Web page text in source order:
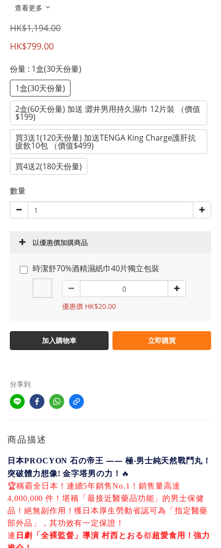
查看更多
HK$1,194.00
HK$799.00
份量 : 1盒(30天份量)
1盒(30天份量)
2盒(60天份量) 加送 澀井男用持久濕巾 12片裝 （價值
$199)
買3送1(120天份量) 加送TENGA King Charge護肝抗
疲飲10包 （價值$499)
買4送2(180天份量)
數量
以優惠價加購商品
時潔舒70%酒精濕紙巾40片獨立包裝
優惠價 HK$20.00
加入購物車 立即購買
分享到
商品描述
日本PROCYON石の帝王 —— 極‧男士純天然戰鬥丸！
突破體力想像!金字塔男の力！ 🔥
🏆稱霸全日本！連續5年銷售No.1
！銷售量高達
4,000,000件！堪稱「最接近醫藥品功能」的男士保健
品！絕無副作用！獲日本厚生勞動省認可為「指定醫藥
部外品」，其功效有一定保證！
連 日劇「全裸監督」導演 村西とおる都超愛食用！強力